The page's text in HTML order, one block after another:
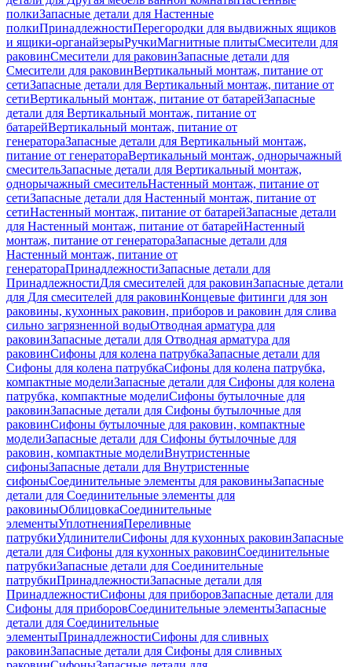
полкиЗапасные детали для Настенные
полкиПринадлежностиПерегородки для выдвижных ящиков
и ящики-органайзерыРучкиМагнитные плитыСмесители для
раковинСмесители для раковинЗапасные детали для
Смесители для раковинВертикальный монтаж, питание от
сетиЗапасные детали для Вертикальный монтаж, питание от
сетиВертикальный монтаж, питание от батарейЗапасные
детали для Вертикальный монтаж, питание от
батарейВертикальный монтаж, питание от
генератораЗапасные детали для Вертикальный монтаж,
питание от генератораВертикальный монтаж, однорычажный
смесительЗапасные детали для Вертикальный монтаж,
однорычажный смесительНастенный монтаж, питание от
сетиЗапасные детали для Настенный монтаж, питание от
сетиНастенный монтаж, питание от батарейЗапасные детали
для Настенный монтаж, питание от батарейНастенный
монтаж, питание от генератораЗапасные детали для
Настенный монтаж, питание от
генератораПринадлежностиЗапасные детали для
ПринадлежностиДля смесителей для раковинЗапасные детали
для Для смесителей для раковинКонцевые фитинги для зон
раковины, кухонных раковин, приборов и раковин для слива
сильно загрязненной водыОтводная арматура для
раковинЗапасные детали для Отводная арматура для
раковинСифоны для колена патрубкаЗапасные детали для
Сифоны для колена патрубкаСифоны для колена патрубка,
компактные моделиЗапасные детали для Сифоны для колена
патрубка, компактные моделиСифоны бутылочные для
раковинЗапасные детали для Сифоны бутылочные для
раковинСифоны бутылочные для раковин, компактные
моделиЗапасные детали для Сифоны бутылочные для
раковин, компактные моделиВнутристенные
сифоныЗапасные детали для Внутристенные
сифоныСоединительные элементы для раковиныЗапасные
детали для Соединительные элементы для
раковиныОблицовкаСоединительные
элементыУплотненияПереливные
патрубкиУдлинителиСифоны для кухонных раковинЗапасные
детали для Сифоны для кухонных раковинСоединительные
патрубкиЗапасные детали для Соединительные
патрубкиПринадлежностиЗапасные детали для
ПринадлежностиСифоны для приборовЗапасные детали для
Сифоны для приборовСоединительные элементыЗапасные
детали для Соединительные
элементыПринадлежностиСифоны для сливных
раковинЗапасные детали для Сифоны для сливных